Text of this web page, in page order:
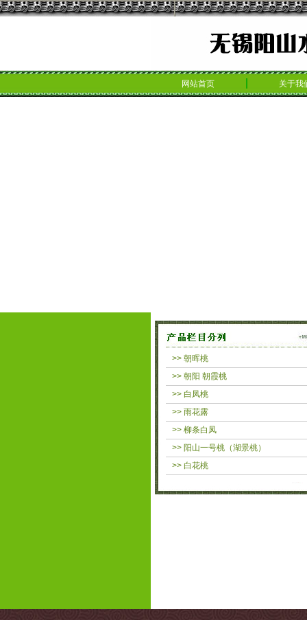
网站首页 关于我
>> 朝晖桃
>> 朝阳 朝霞桃
>> 白凤桃
>> 雨花露
>> 柳条白凤
>> 阳山一号桃（湖景桃）
>> 白花桃